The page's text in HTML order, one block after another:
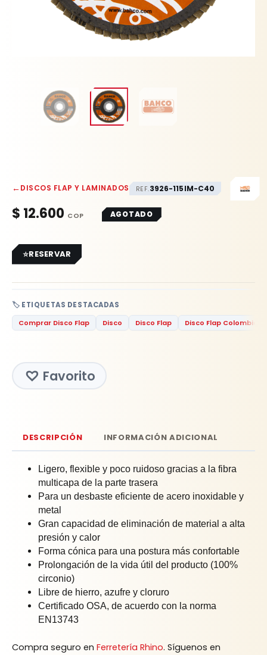
←DISCOS FLAP Y LAMINADOS REF.3926-115IM-C40
$ 12.600 AGOTADO
🏷️ ETIQUETAS DESTACADAS
Comprar Disco Flap
Disco Disco Flap Disco Flap Colombia
RESERVAR
Favorito
DESCRIPCIÓN INFORMACIÓN ADICIONAL
Ligero, flexible y poco ruidoso gracias a la fibra
multicapa de la parte trasera
Para un desbaste eficiente de acero inoxidable y
metal
Gran capacidad de eliminación de material a alta
presión y calor
Forma cónica para una postura más confortable
Prolongación de la vida útil del producto (100%
circonio)
Libre de hierro, azufre y cloruro
Certificado OSA, de acuerdo con la norma
EN13743
Compra seguro en Ferretería Rhino. Síguenos en